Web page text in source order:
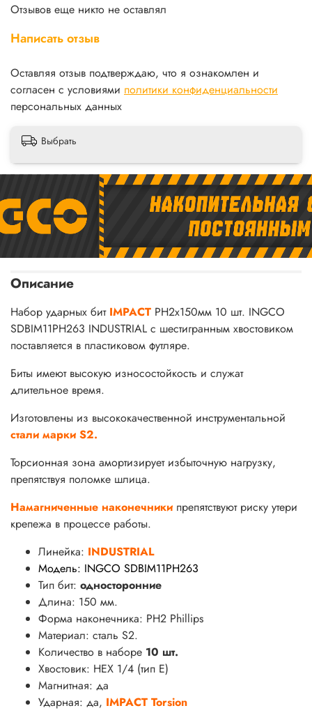
Отзывов еще никто не оставлял
Написать отзыв
Оставляя отзыв подтверждаю, что я ознакомлен и
согласен с условиями политики конфиденциальности
персональных данных
Выбрать
Описание
Набор ударных бит IMPACT РН2х150мм 10 шт. INGCO
SDBIM11PH263 INDUSTRIAL с шестигранным хвостовиком
поставляется в пластиковом футляре.
Биты имеют высокую износостойкость и служат
длительное время.
Изготовлены из высококачественной инструментальной
стали марки S2.
Торсионная зона амортизирует избыточную нагрузку,
препятствуя поломке шлица.
Намагниченные наконечники препятствуют риску утери
крепежа в процессе работы.
Линейка: INDUSTRIAL
Модель: INGCO SDBIM11PH263
Тип бит: односторонние
Длина: 150 мм.
Форма наконечника: PH2 Phillips
Материал: сталь S2.
Количество в наборе 10 шт.
Хвостовик: HEX 1/4 (тип Е)
Магнитная: да
Ударная: да, IMPACT Torsion